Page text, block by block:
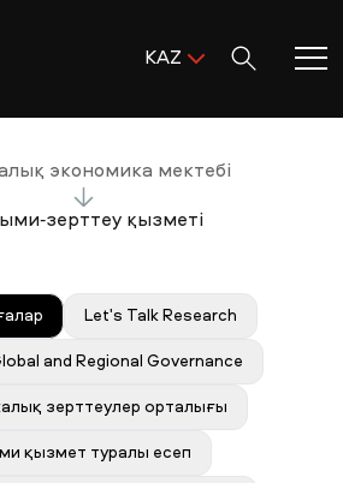
KAZ
RUS
өмір
ғылым
және қолдау
экономика мектебі
зерттеу қызметі
Let's Talk Research
and Regional Governance
зерттеулер орталығы
қызмет туралы есеп